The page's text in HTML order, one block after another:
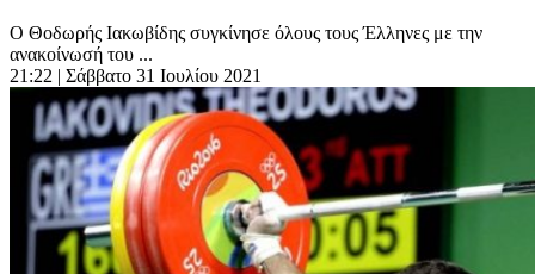
Ο Θοδωρής Ιακωβίδης συγκίνησε όλους τους Έλληνες με την
ανακοίνωσή του ...
21:22 | Σάββατο 31 Ιουλίου 2021